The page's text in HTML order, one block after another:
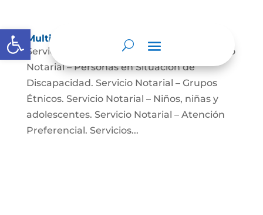
Abrir barra de herramientas
Multimedia
Servicio Notarial – Fuerzas Militares. Servicio
Notarial – Personas en Situación de
Discapacidad. Servicio Notarial – Grupos
Étnicos. Servicio Notarial – Niños, niñas y
adolescentes. Servicio Notarial – Atención
Preferencial. Servicios...